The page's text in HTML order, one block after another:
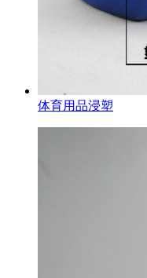
体育用品浸塑